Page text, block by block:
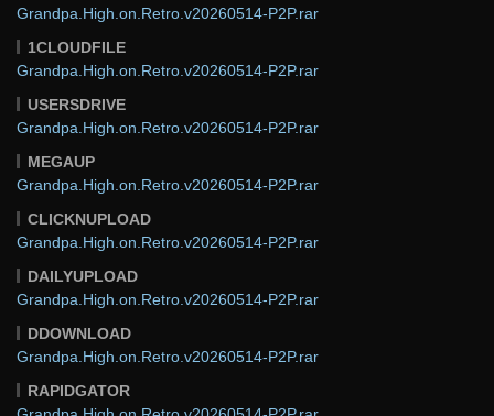
Grandpa.High.on.Retro.v20260514-P2P.rar
1CLOUDFILE
Grandpa.High.on.Retro.v20260514-P2P.rar
USERSDRIVE
Grandpa.High.on.Retro.v20260514-P2P.rar
MEGAUP
Grandpa.High.on.Retro.v20260514-P2P.rar
CLICKNUPLOAD
Grandpa.High.on.Retro.v20260514-P2P.rar
DAILYUPLOAD
Grandpa.High.on.Retro.v20260514-P2P.rar
DDOWNLOAD
Grandpa.High.on.Retro.v20260514-P2P.rar
RAPIDGATOR